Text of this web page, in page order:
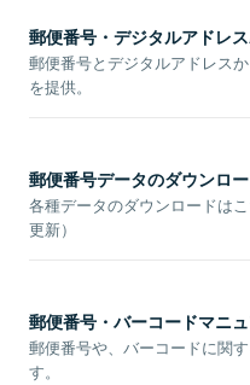
郵便番号・デジタルアドレ
郵便番号とデジタルアドレス
を提供。
郵便番号データのダウンロ
各種データのダウンロードは
更新）
郵便番号・バーコードマニ
郵便番号や、バーコードに関
す。